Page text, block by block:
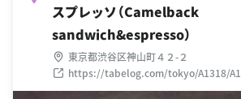
スプレッソ（Camelback
sandwich&espresso）
東京都渋谷区神山町４２-２
https://tabelog.com/tokyo/A1318/